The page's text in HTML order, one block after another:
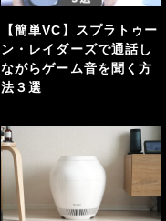
【簡単VC】スプラトゥー
ン・レイダーズで通話し
ながらゲーム音を聞く方
法３選